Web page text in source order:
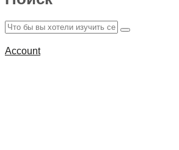
Account